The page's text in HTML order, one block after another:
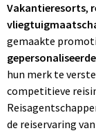
Vakantieresorts,
gemaakte
hun merk te
competitieve
de reiservaring